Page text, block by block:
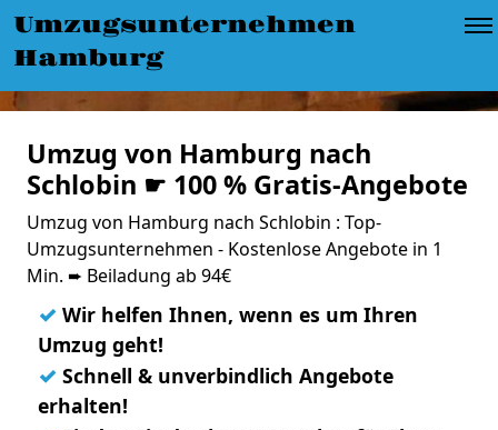
Umzugsunternehmen
Hamburg
Umzug von Hamburg nach
Schlobin ☛ 100 % Gratis-Angebote
Umzug von Hamburg nach Schlobin : Top-
Umzugsunternehmen - Kostenlose Angebote in 1
Min. ➨ Beiladung ab 94€
✓ Wir helfen Ihnen, wenn es um Ihren
Umzug geht!
✓ Schnell & unverbindlich Angebote
erhalten!